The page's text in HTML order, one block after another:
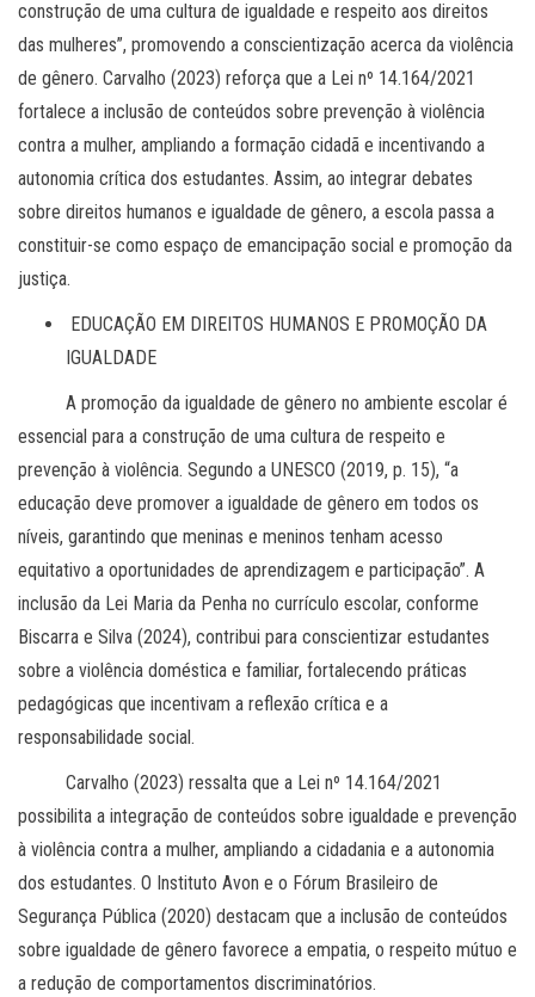
construção de uma cultura de igualdade e respeito aos direitos
das mulheres”, promovendo a conscientização acerca da violência
de gênero. Carvalho (2023) reforça que a Lei nº 14.164/2021
fortalece a inclusão de conteúdos sobre prevenção à violência
contra a mulher, ampliando a formação cidadã e incentivando a
autonomia crítica dos estudantes. Assim, ao integrar debates
sobre direitos humanos e igualdade de gênero, a escola passa a
constituir-se como espaço de emancipação social e promoção da
justiça.
EDUCAÇÃO EM DIREITOS HUMANOS E PROMOÇÃO DA
IGUALDADE
A promoção da igualdade de gênero no ambiente escolar é
essencial para a construção de uma cultura de respeito e
prevenção à violência. Segundo a UNESCO (2019, p. 15), “a
educação deve promover a igualdade de gênero em todos os
níveis, garantindo que meninas e meninos tenham acesso
equitativo a oportunidades de aprendizagem e participação”. A
inclusão da Lei Maria da Penha no currículo escolar, conforme
Biscarra e Silva (2024), contribui para conscientizar estudantes
sobre a violência doméstica e familiar, fortalecendo práticas
pedagógicas que incentivam a reflexão crítica e a
responsabilidade social.
Carvalho (2023) ressalta que a Lei nº 14.164/2021
possibilita a integração de conteúdos sobre igualdade e prevenção
à violência contra a mulher, ampliando a cidadania e a autonomia
dos estudantes. O Instituto Avon e o Fórum Brasileiro de
Segurança Pública (2020) destacam que a inclusão de conteúdos
sobre igualdade de gênero favorece a empatia, o respeito mútuo e
a redução de comportamentos discriminatórios.